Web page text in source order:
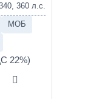
360 л.с.
МОБ